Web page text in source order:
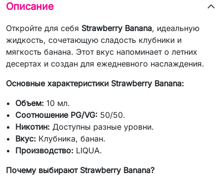
Описание
Откройте для себя Strawberry Banana, идеальную
жидкость, сочетающую сладость клубники и
мягкость банана. Этот вкус напоминает о летних
десертах и создан для ежедневного наслаждения.
Основные характеристики Strawberry Banana:
Объем: 10 мл.
Соотношение PG/VG: 50/50.
Никотин: Доступны разные уровни.
Вкус: Клубника, банан.
Производство: LIQUA.
Почему выбирают Strawberry Banana?